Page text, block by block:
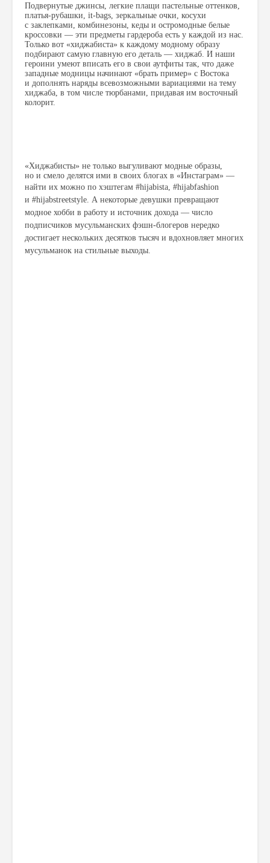
Подвернутые джинсы легкие плащи пастельные оттенков
платья-рубашки it-bags зеркальные очки косухи
с заклепками комбинезоны кеды и остромодные белые
кроссовки — эти предметы гардероба есть у каждой из нас.
Только вот «хиджабиста» к каждому модному образу
подбирают самую главную его деталь — хиджаб. И наши
героини умеют вписать его в свои аутфиты так что даже
западные модницы начинают «брать пример» с Востока
и дополнять наряды всевозможными вариациями на тему
хиджаба в том числе тюрбанами придавая им восточный
колорит.
«Хиджабисты» не только выгуливают модные образы
но и смело делятся ими в своих блогах в «Инстаграм» —
найти их можно по хэштегам #hijabista #hijabfashion
и #hijabstreetstyle. А некоторые девушки превращают
модное хобби в работу и источник дохода — число
подписчиков мусульманских фэшн-блогеров нередко
достигает нескольких десятков тысяч и вдохновляет многих
мусульманок на стильные выходы.